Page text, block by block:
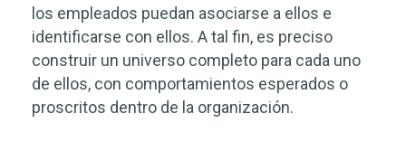
los empleados puedan asociarse a ellos e
identificarse con ellos. A tal fin, es preciso
construir un universo completo para cada uno
de ellos, con comportamientos esperados o
proscritos dentro de la organización.